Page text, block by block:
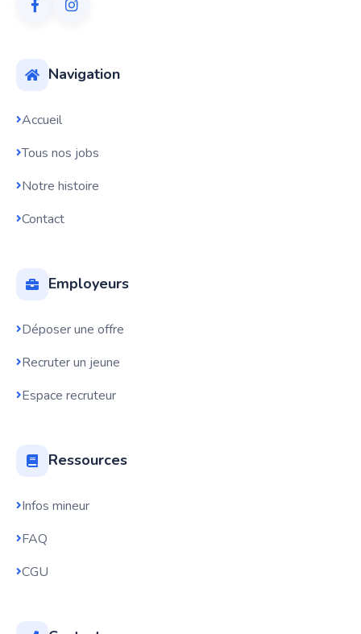
Navigation
Accueil
Tous nos jobs
Notre histoire
Contact
Employeurs
Déposer une offre
Recruter un jeune
Espace recruteur
Ressources
Infos mineur
FAQ
CGU